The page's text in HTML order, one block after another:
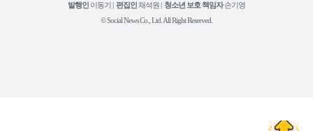
튜
발행인 이동기 | 편집인채석원 | 청소년 보호 책임자손기영
© Social News Co., Ltd. All Right Reserved.